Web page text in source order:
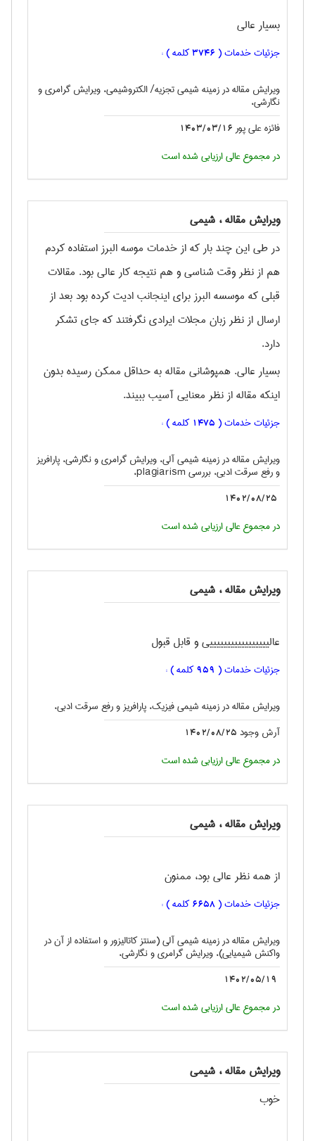
بسیار عالی
جزئیات خدمات ( 3746کلمه ) :
ویرایش مقاله در زمینه شیمی تجزیه/ الکتروشیمی، ویرایش گرامری و
نگارشی،
فائزه علی پور 1403/03/16
در مجموع عالی ارزیابی شده است
ویرایش مقاله ، شيمی
در طی این چند بار که از خدمات موسه البرز استفاده کردم
هم از نظر وقت شناسی و هم نتیجه کار عالی بود. مقالات
قبلی که موسسه البرز برای اینجانب ادیت کرده بود بعد از
ارسال از نظر زبان مجلات ایرادی نگرفتند که جای تشکر
دارد.
بسیار عالی. همپوشانی مقاله به حداقل ممکن رسیده بدون
اینکه مقاله از نظر معنایی آسیب ببیند.
جزئیات خدمات ( 1475 کلمه ) :
ویرایش مقاله در زمینه شیمی آلی، ویرایش گرامری و نگارشی، پارافریز
و رفع سرقت ادبی، بررسی plagiarism،
1402/08/25
در مجموع عالی ارزیابی شده است
ویرایش مقاله ، شيمی
عالیییییییییییییییییی و قابل قبول
جزئیات خدمات ( 959 کلمه ) :
ویرایش مقاله در زمینه شیمی فیزیک، پارافریز و رفع سرقت ادبی،
آرش وجود 1402/08/25
در مجموع عالی ارزیابی شده است
ویرایش مقاله ، شيمی
از همه نظر عالی بود، ممنون
جزئیات خدمات ( 6658 کلمه ) :
ویرایش مقاله در زمینه شیمی آلی (سنتز کاتالیزور و استفاده از آن در
واکنش شیمیایی)، ویرایش گرامری و نگارشی،
1402/05/19
در مجموع عالی ارزیابی شده است
ویرایش مقاله ، شيمی
خوب